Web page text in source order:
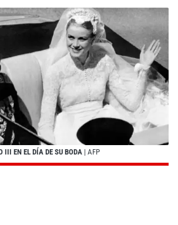
III EN EL DÍA DE SU BODA | AFP